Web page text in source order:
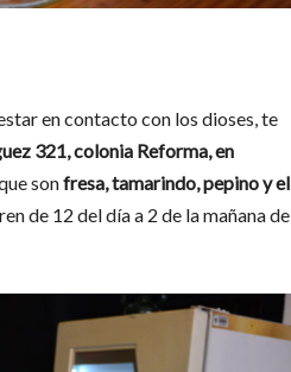
en contacto con los dioses, te
321, colonia Reforma, en
sonfresa, tamarindo, pepino y el
de 12 del día a 2 de la mañana de